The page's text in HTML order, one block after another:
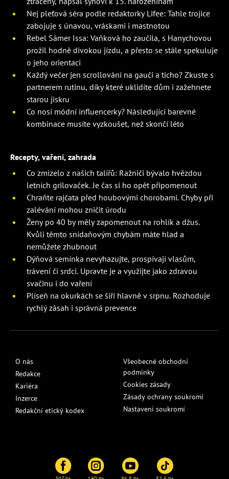
Nej pleťová séra podle redaktorky Lifee: Tahle trojice
zabojuje s únavou, vráskami i mastnotou
Rebel Sámer Issa: Vaňková ho zaučila, s Hanychovou
prožil hodně divokou jízdu, a přesto se stále spekuluje
o jeho orientaci
Každý večer jen scrollování na gauči a ticho? Zkuste s
partnerem rutinu, díky které uklidíte dům i zažehnete
starou jiskru
Co nosí módní influencerky? Následující barevné
kombinace musíte vyzkoušet, než skončí léto
Recepty, vaření, zahrada
Co zmizelo z našich talířů: Ražniči bývalo hvězdou
letních grilovaček. Je čas si ho opět připomenout
Chraňte rajčata před houbovými chorobami. Chyby při
zalévání mohou zničit úrodu
Ženy po 40 by měly zapomenout na rohlík a džus.
Kvůli těmto snídaňovým chybám máte hlad a
nemůžete zhubnout
Dýňová semínka nevyhazujte, prospívají vlasům,
trávení či srdci. Upravte je a využijte jako zdravou
svačinu i do vaření
Plíseň na okurkách se šíří hlavně v srpnu. Rozhoduje
rychlý zásah i správná prevence
O nás
Redakce
Kariéra
Inzerce
Redakční etický kodex
Všeobecné obchodní
podmínky
Cookies zásady
Zásady ochrany soukromí
Nastavení soukromí